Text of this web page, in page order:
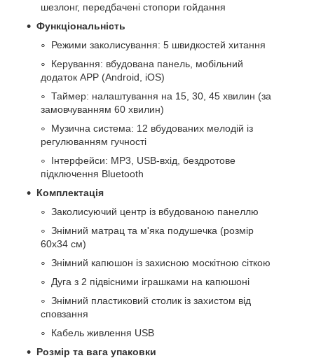
шезлонг, передбачені стопори гойдання
Функціональність
Режими заколисування: 5 швидкостей хитання
Керування: вбудована панель, мобільний
додаток APP (Android, iOS)
Таймер: налаштування на 15, 30, 45 хвилин (за
замовчуванням 60 хвилин)
Музична система: 12 вбудованих мелодій із
регулюванням гучності
Інтерфейси: MP3, USB-вхід, бездротове
підключення Bluetooth
Комплектація
Заколисуючий центр із вбудованою панеллю
Знімний матрац та м'яка подушечка (розмір
60х34 см)
Знімний капюшон із захисною москітною сіткою
Дуга з 2 підвісними іграшками на капюшоні
Знімний пластиковий столик із захистом від
сповзання
Кабель живлення USB
Розмір та вага упаковки